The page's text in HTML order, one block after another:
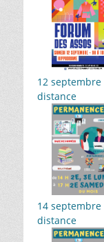
12 septembre
distance
14 septembre
distance